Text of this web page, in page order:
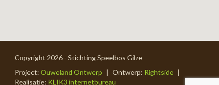
Copyright 2026 - Stichting Speelbos Gilze
Project: Ouweland Ontwerp | Ontwerp: Rightside |
Realisatie: KLIK3 internetbureau